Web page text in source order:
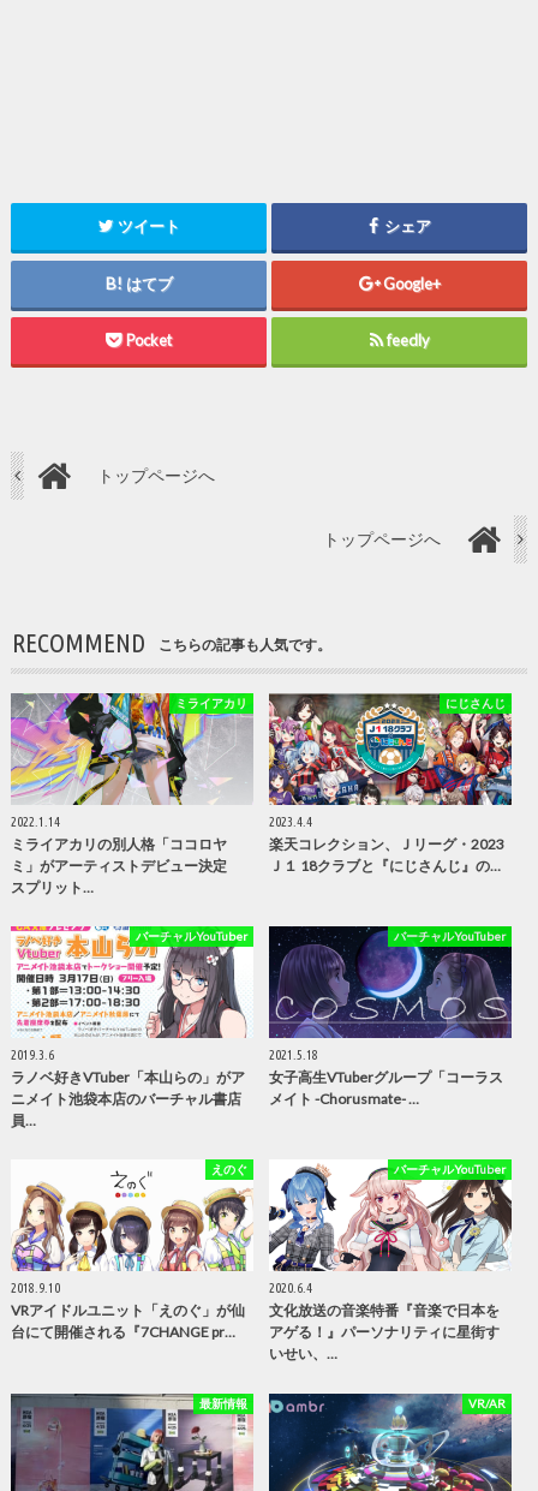
ツイート シェア
はてブ Google+
Pocket feedly
トップページへ
トップページへ
RECOMMEND こちらの記事も人気です。
ミライアカリ
2022.1.14
ミライアカリの別人格「ココロヤ
ミ」がアーティストデビュー決定
スプリット…
にじさんじ
2023.4.4
楽天コレクション、Ｊリーグ・2023
Ｊ１ 18クラブと『にじさんじ』の…
バーチャルYouTuber
2019.3.6
ラノベ好きVTuber「本山らの」がア
ニメイト池袋本店のバーチャル書店
員…
バーチャルYouTuber
2021.5.18
女子高生VTuberグループ「コーラス
メイト -Chorusmate- …
えのぐ
2018.9.10
VRアイドルユニット「えのぐ」が仙
台にて開催される『7CHANGE pr…
バーチャルYouTuber
2020.6.4
文化放送の音楽特番『音楽で日本を
アゲる！』パーソナリティに星街す
いせい、…
最新情報 VR/AR